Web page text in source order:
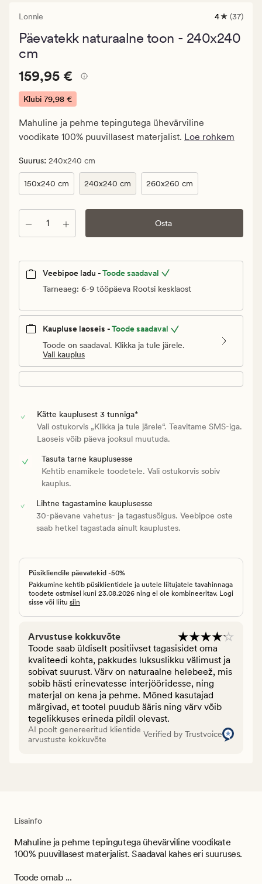
Lonnie
37
keskmise
4 (37)
Päevatekk naturaalne toon - 240x240
cm
Pris_ee
159,95
€.
79,98
€
Pris_ee 159,95 €
159,95 €
Klubi 79,98 €
Mahuline ja pehme tepingutega ühevärviline
voodikate 100% puuvillasest materjalist. Loe rohkem
Suurus: 240x240 cm
150x240 cm 240x240 cm 260x260 cm
Kogus Osta
Veebipoe ladu -Toode saadaval
Tarneaeg: 6-9 tööpäeva Rootsi kesklaost
Kaupluse laoseis -Toode saadaval
Toode on saadaval. Klikka ja tule järele.
Vali kauplus
Kätte kauplusest 3 tunniga*
Vali ostukorvis „Klikka ja tule järele“. Teavitame SMS-iga.
Laoseis võib päeva jooksul muutuda.
Tasuta tarne kauplusesse
Kehtib enamikele toodetele. Vali ostukorvis sobiv
kauplus.
Lihtne tagastamine kauplusesse
30-päevane vahetus- ja tagastusõigus. Veebipoe oste
saab hetkel tagastada ainult kauplustes.
Püsikliendile päevatekid -50%
Pakkumine kehtib püsiklientidele ja uutele liitujatele tavahinnaga
toodete ostmisel kuni 23.08.2026 ning ei ole kombineeritav. Logi
sisse või liitu siin
Arvustuse kokkuvõte
Toode saab üldiselt positiivset tagasisidet oma
kvaliteedi kohta, pakkudes luksuslikku välimust ja
sobivat suurust. Värv on naturaalne helebeež, mis
sobib hästi erinevatesse interjööridesse, ning
materjal on kena ja pehme. Mõned kasutajad
märgivad, et tootel puudub ääris ning värv võib
tegelikkuses erineda pildil olevast.
AI poolt genereeritud klientide
arvustuste kokkuvõte
Verified by Trustvoice
Lisainfo
Mahuline ja pehme tepingutega ühevärviline voodikate
100% puuvillasest materjalist. Saadaval kahes eri suuruses.
Toode omab ...